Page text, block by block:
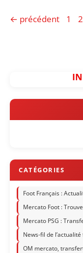
← précédent Page
1 2
Foot Français :
Mercato Foot :
Mercato PSG :
News-fil de
OM mercato,